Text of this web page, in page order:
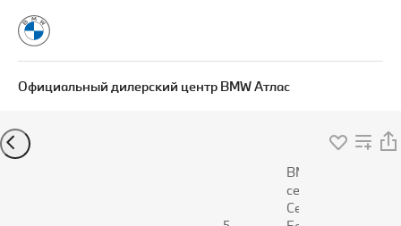
Официальный дилерский центр BMW Атлас
BMW 5
серии
Седан